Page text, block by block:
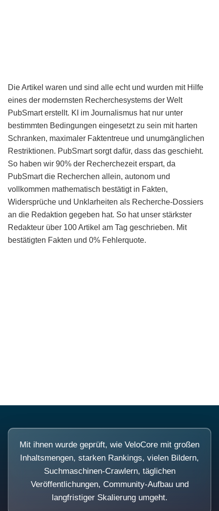
Die Artikel waren und sind alle echt und wurden mit Hilfe
eines der modernsten Recherchesystems der Welt
PubSmart erstellt. KI im Journalismus hat nur unter
bestimmten Bedingungen eingesetzt zu sein mit harten
Schranken, maximaler Faktentreue und unumgänglichen
Restriktionen. PubSmart sorgt dafür, dass das geschieht.
So haben wir 90% der Recherchezeit erspart, da
PubSmart die Recherchen allein, autonom und
vollkommen mathematisch bestätigt in Fakten,
Widersprüche und Unklarheiten als Recherche-Dossiers
an die Redaktion gegeben hat. So hat unser stärkster
Redakteur über 100 Artikel am Tag geschrieben. Mit
bestätigten Fakten und 0% Fehlerquote.
Mit ihnen wurde geprüft, wie VeloCore mit großen
Inhaltsmengen, starken Rankings, vielen Bildern,
Suchmaschinen-Crawlern, täglichen
Veröffentlichungen, Community-Aufbau und
langfristiger Skalierung umgeht.